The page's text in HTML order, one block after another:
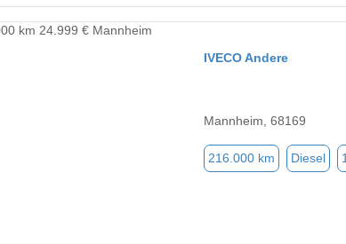
IVECO Andere
Mannheim, 68169
216.000 km Diesel